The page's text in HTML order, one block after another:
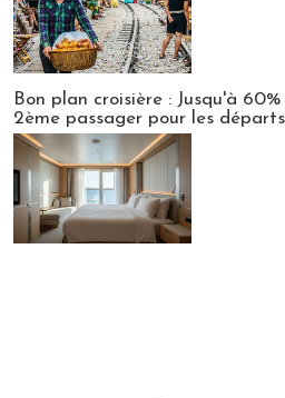
Bon plan croisière : Jusqu'à
2ème passager pour les